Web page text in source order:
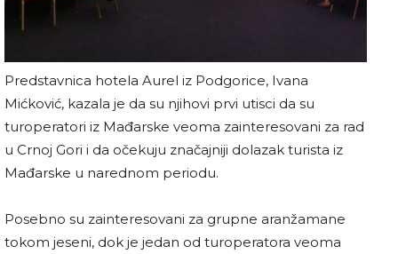
Predstavnica hotela Aurel iz Podgorice, Ivana
Mićković, kazala je da su njihovi prvi utisci da su
turoperatori iz Mađarske veoma zainteresovani za rad
u Crnoj Gori i da očekuju značajniji dolazak turista iz
Mađarske u narednom periodu.
Posebno su zainteresovani za grupne aranžamane
tokom jeseni, dok je jedan od turoperatora veoma